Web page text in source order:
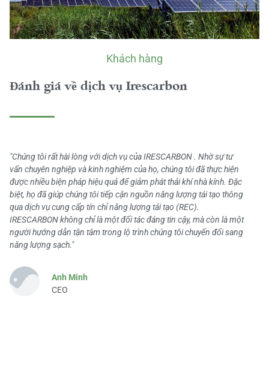
Khách hàng
Đánh giá về dịch vụ Irescarbon
"Chúng tôi rất hài lòng với dịch vụ của IRESCARBON . Nhờ sự tư
vấn chuyên nghiệp và kinh nghiệm của họ, chúng tôi đã thực hiện
được nhiều biện pháp hiệu quả để giảm phát thải khí nhà kính. Đặc
biệt, họ đã giúp chúng tôi tiếp cận nguồn năng lượng tái tạo thông
qua dịch vụ cung cấp tín chỉ năng lượng tái tạo (REC).
IRESCARBON không chỉ là một đối tác đáng tin cậy, mà còn là một
người hướng dẫn tận tâm trong lộ trình chúng tôi chuyển đổi sang
năng lượng sạch."
Anh Minh
CEO